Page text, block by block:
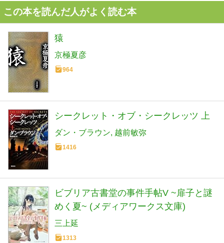
この本を読んだ人がよく読む本
猿
京極夏彦
964
シークレット・オブ・シークレッツ 上
ダン・ブラウン 越前敏弥
1416
ビブリア古書堂の事件手帖V ~扉子と謎
めく夏~ (メディアワークス文庫)
三上延
1313